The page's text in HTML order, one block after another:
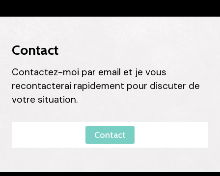
Contact
Contactez-moi par email et je vous
recontacterai rapidement pour discuter de
votre situation.
Contact